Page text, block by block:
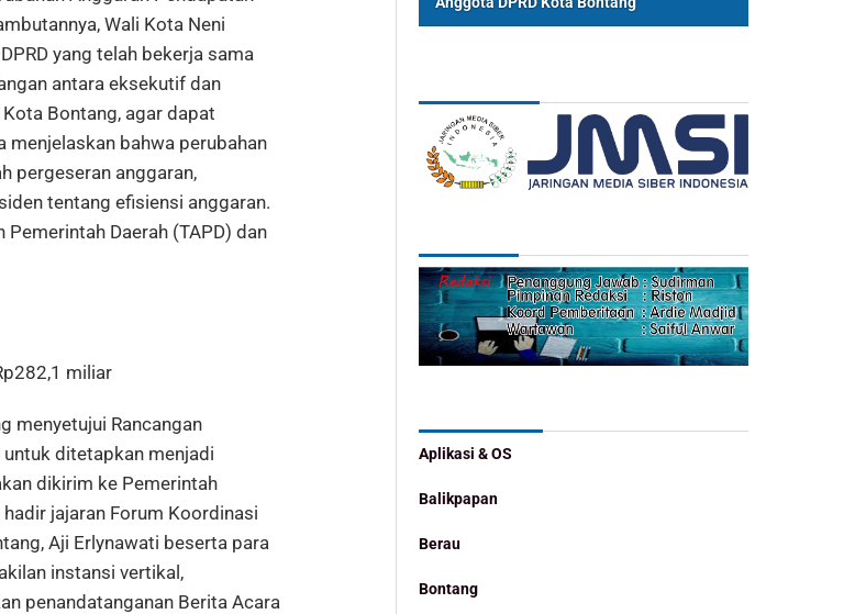
Wali Kota Neni
yang telah bekerja sama
antara eksekutif dan
Bontang, agar dapat
menjelaskan bahwa perubahan
pergeseran anggaran,
tentang efisiensi anggaran.
Daerah (TAPD) dan
miliar
menyetujui Rancangan
untuk ditetapkan menjadi
dikirim ke Pemerintah
jajaran Forum Koordinasi
Aji Erlynawati beserta para
instansi vertikal,
penandatanganan Berita Acara
Aplikasi & OS
Balikpapan
Berau
Bontang